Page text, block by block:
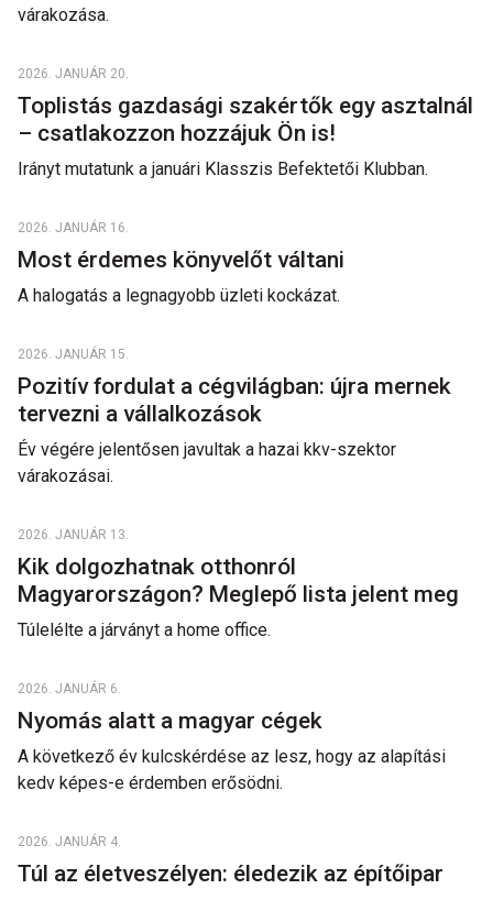
várakozása.
2026. JANUÁR 20.
Toplistás gazdasági szakértők egy asztalnál
– csatlakozzon hozzájuk Ön is!
Irányt mutatunk a januári Klasszis Befektetői Klubban.
2026. JANUÁR 16.
Most érdemes könyvelőt váltani
A halogatás a legnagyobb üzleti kockázat.
2026. JANUÁR 15.
Pozitív fordulat a cégvilágban: újra mernek
tervezni a vállalkozások
Év végére jelentősen javultak a hazai kkv-szektor
várakozásai.
2026. JANUÁR 13.
Kik dolgozhatnak otthonról
Magyarországon? Meglepő lista jelent meg
Túlelélte a járványt a home office.
2026. JANUÁR 6.
Nyomás alatt a magyar cégek
A következő év kulcskérdése az lesz, hogy az alapítási
kedv képes-e érdemben erősödni.
2026. JANUÁR 4.
Túl az életveszélyen: éledezik az építőipar